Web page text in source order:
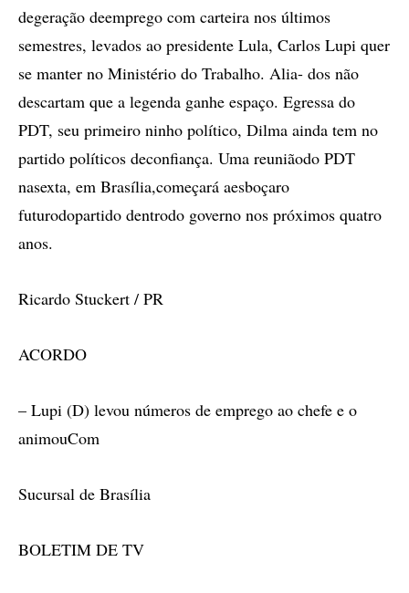
degeração deemprego com carteira nos últimos
semestres, levados ao presidente Lula, Carlos Lupi quer
se manter no Ministério do Trabalho. Alia- dos não
descartam que a legenda ganhe espaço. Egressa do
PDT, seu primeiro ninho político, Dilma ainda tem no
partido políticos deconfiança. Uma reuniãodo PDT
nasexta, em Brasília,começará aesboçaro
futurodopartido dentrodo governo nos próximos quatro
anos.
Ricardo Stuckert / PR
ACORDO
– Lupi (D) levou números de emprego ao chefe e o
animouCom
Sucursal de Brasília
BOLETIM DE TV